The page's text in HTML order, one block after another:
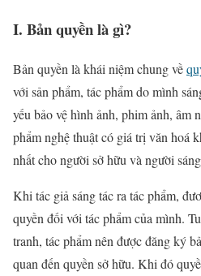
I. Bản quyền là gì?
Bản quyền là khái niệm chung về
với sản phẩm, tác phẩm do mình
yếu bảo vệ hình ảnh, phim ảnh, âm
phẩm nghệ thuật có giá trị văn hoá
nhất cho người sở hữu và người
Khi tác giả sáng tác ra tác phẩm,
quyền đối với tác phẩm của mình.
tranh, tác phẩm nên được đăng ký
quan đến quyền sở hữu. Khi đó